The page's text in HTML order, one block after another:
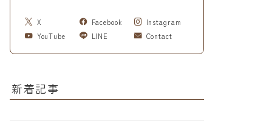
X Facebook
Instagram
YouTube
LINE Contact
新着記事